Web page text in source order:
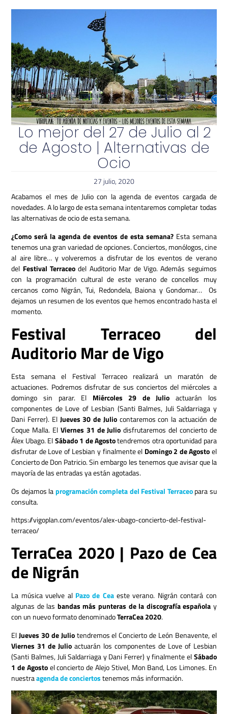
Lo mejor del 27 de Julio al 2
de Agosto | Alternativas de
Ocio
27 julio, 2020
Acabamos el mes de Julio con la agenda de eventos cargada de
novedades. A lo largo de esta semana intentaremos completar todas
las alternativas de ocio de esta semana.
¿Como será la agenda de eventos de esta semana?Esta semana
tenemos una gran variedad de opciones. Conciertos, monólogos, cine
al aire libre… y volveremos a disfrutar de los eventos de verano
del Festival Terraceo del Auditorio Mar de Vigo. Además seguimos
con la programación cultural de este verano de concellos muy
cercanos como Nigrán, Tui, Redondela, Baiona y Gondomar… Os
dejamos un resumen de los eventos que hemos encontrado hasta el
momento.
Festival Terraceo del
Auditorio Mar de Vigo
Esta semana el Festival Terraceo realizará un maratón de
actuaciones. Podremos disfrutar de sus conciertos del miércoles a
domingo sin parar. El Miércoles 29 de Julio actuarán los
componentes de Love of Lesbian (Santi Balmes, Juli Saldarriaga y
Dani Ferrer). El Jueves 30 de Juliocontaremos con la actuación de
Coque Malla. El Viernes 31 de Julio disfrutaremos del concierto de
Álex Ubago. ElSábado 1 de Agostotendremos otra oportunidad para
disfrutar de Love of Lesbian y finalmente el Domingo 2 de Agostoel
Concierto de Don Patricio. Sin embargo les tenemos que avisar que la
mayoría de las entradas ya están agotadas.
Os dejamos laprogramación completa del Festival Terraceopara su
consulta.
https://vigoplan.com/eventos/alex-ubago-concierto-del-festival-
terraceo/
TerraCea 2020 | Pazo de Cea
de Nigrán
La música vuelve al Pazo de Ceaeste verano. Nigrán contará con
algunas de las bandas más punteras de la discografía española y
con un nuevo formato denominadoTerraCea 2020.
ElJueves 30 de Juliotendremos el Concierto de León Benavente, el
Viernes 31 de Julio actuarán los componentes de Love of Lesbian
(Santi Balmes, Juli Saldarriaga y Dani Ferrer) y finalmente elSábado
1 de Agostoel concierto de Alejo Stivel, Mon Band, Los Limones. En
nuestraagenda de conciertostenemos más información.